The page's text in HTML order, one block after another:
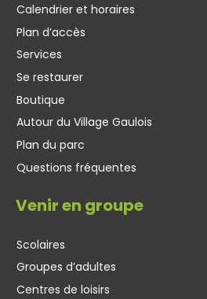
Calendrier et horaires
Plan d’accès
Services
Se restaurer
Boutique
Autour du Village Gaulois
Plan du parc
Questions fréquentes
Venir en groupe
Scolaires
Groupes d’adultes
Centres de loisirs